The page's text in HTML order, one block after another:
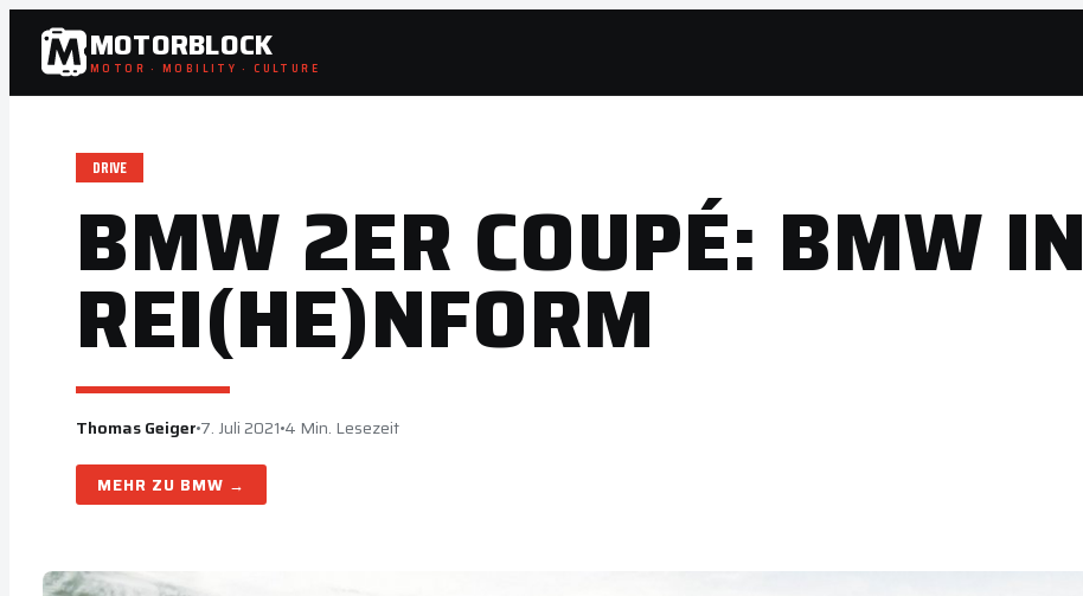
Zum
Inhalt
springen
MOTORBLOCK
MOTOR · MOBILITY · CULTURE
DRIVE
BMW 2ER COUPÉ: BMW IN
REI(HE)NFORM
Thomas Geiger 7. Juli 2021 4 Min. Lesezeit
BMW